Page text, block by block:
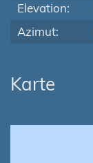
Elevation:
Azimut:
Karte